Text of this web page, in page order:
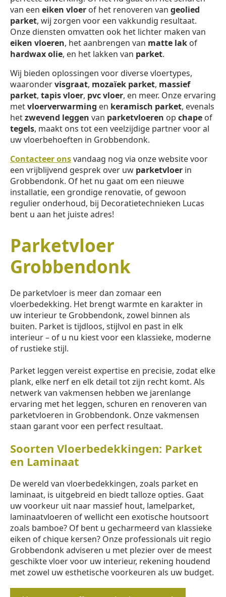
van een eiken vloer of het renoveren van geolied
parket, wij zorgen voor een vakkundig resultaat.
Onze diensten omvatten ook het lichter maken van
eiken vloeren, het aanbrengen van matte lak of
hardwax olie, en het lakken van parket.
Wij bieden oplossingen voor diverse vloertypes,
waarondervisgraat, mozaïek parket, massief
parket, tapis vloer, pvc vloer, en meer. Onze ervaring
metvloerverwarming en keramisch parket, evenals
hetzwevend leggen van parketvloeren op chape of
tegels, maakt ons tot een veelzijdige partner voor al
uw vloerbehoeften in Grobbendonk.
Contacteer onsvandaag nog via onze website voor
een vrijblijvend gesprek over uw parketvloer in
Grobbendonk. Of het nu gaat om een nieuwe
installatie, een grondige renovatie, of gewoon
regulier onderhoud, bij Decoratietechnieken Lucas
bent u aan het juiste adres!
Parketvloer
Grobbendonk
De parketvloer is meer dan zomaar een
vloerbedekking. Het brengt warmte en karakter in
uw interieur te Grobbendonk, zowel binnen als
buiten. Parket is tijdloos, stijlvol en past in elk
interieur – of u nu kiest voor een klassieke, moderne
of rustieke stijl.
Parket leggen vereist expertise en precisie, zodat elke
plank, elke nerf en elk detail tot zijn recht komt. Als
netwerk van vakmensen hebben we jarenlange
ervaring met het leggen, schuren en renoveren van
parketvloeren in Grobbendonk. Onze vakmensen
staan garant voor een perfect resultaat.
Soorten Vloerbedekkingen: Parket
en Laminaat
De wereld van vloerbedekkingen, zoals parket en
laminaat, is uitgebreid en biedt talloze opties. Gaat
uw voorkeur uit naar massief hout, lamelparket,
laminaatvloeren of wellicht een exotische houtsoort
zoals bamboe? Of bent u gecharmeerd van klassieke
eiken of chique kersen? Onze professionals uit regio
Grobbendonk adviseren u met plezier over de meest
geschikte vloer voor uw interieur, rekening houdend
met zowel uw esthetische voorkeuren als uw budget.